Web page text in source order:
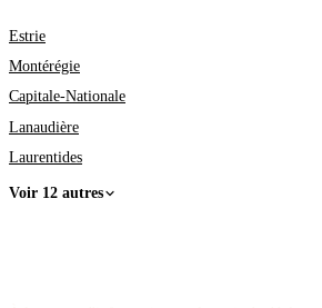
Estrie
Montérégie
Capitale-Nationale
Lanaudière
Laurentides
Voir 12 autres